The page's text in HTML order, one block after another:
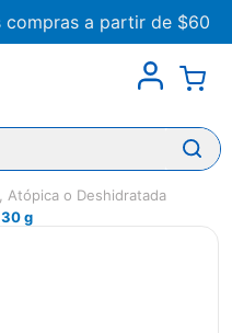
compras a partir de $60
Atópica o Deshidratada
g